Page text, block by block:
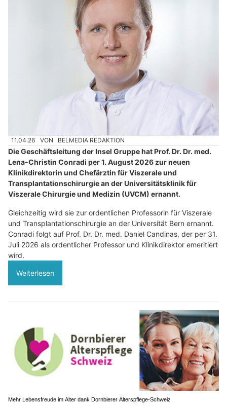
11.04.26 VON BELMEDIA REDAKTION
Die Geschäftsleitung der Insel Gruppe hat Prof. Dr. Dr. med.
Lena-Christin Conradi per 1. August 2026 zur neuen
Klinikdirektorin und Chefärztin für Viszerale und
Transplantationschirurgie an der Universitätsklinik für
Viszerale Chirurgie und Medizin (UVCM) ernannt.
Gleichzeitig wird sie zur ordentlichen Professorin für Viszerale
und Transplantationschirurgie an der Universität Bern ernannt.
Conradi folgt auf Prof. Dr. Dr. med. Daniel Candinas, der per 31.
Juli 2026 als ordentlicher Professor und Klinikdirektor emeritiert
wird.
Weiterlesen
Mehr Lebensfreude im Alter dank Dornbierer Alterspflege-Schweiz